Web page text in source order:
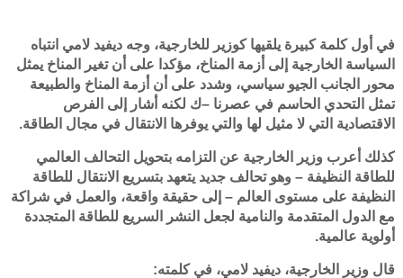
في أول كلمة كبيرة يلقيها كوزير للخارجية، وجه ديفيد لامي انتباه
السياسة الخارجية إلى أزمة المناخ، مؤكدا على أن تغير المناخ يمثل
محور الجانب الجيو سياسي، وشدد على أن أزمة المناخ والطبيعة
تمثل التحدي الحاسم في عصرنا –ك لكنه أشار إلى الفرص
الاقتصادية التي لا مثيل لها والتي يوفرها الانتقال في مجال الطاقة.
كذلك أعرب وزير الخارجية عن التزامه بتحويل التحالف العالمي
للطاقة النظيفة – وهو تحالف جديد يتعهد بتسريع الانتقال للطاقة
النظيفة على مستوى العالم – إلى حقيقة واقعة، والعمل في شراكة
مع الدول المتقدمة والنامية لجعل النشر السريع للطاقة المتجددة
أولوية عالمية.
قال وزير الخارجية، ديفيد لامي، في كلمته: